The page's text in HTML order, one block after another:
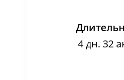
4 дн. 32